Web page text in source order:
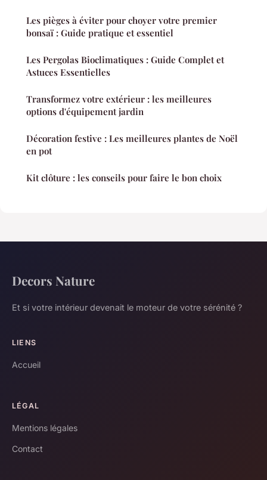
Les pièges à éviter pour choyer votre premier
bonsaï : Guide pratique et essentiel
Les Pergolas Bioclimatiques : Guide Complet et
Astuces Essentielles
Transformez votre extérieur : les meilleures
options d'équipement jardin
Décoration festive : Les meilleures plantes de Noël
en pot
Kit clôture : les conseils pour faire le bon choix
Decors Nature
Et si votre intérieur devenait le moteur de votre sérénité ?
LIENS
Accueil
LÉGAL
Mentions légales
Contact